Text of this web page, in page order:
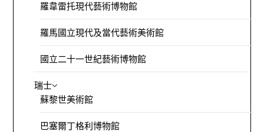
羅韋雷托現代藝術博物館
羅馬國立現代及當代藝術美術館
國立二十一世紀藝術博物館
瑞士
蘇黎世美術館
巴塞爾丁格利博物館